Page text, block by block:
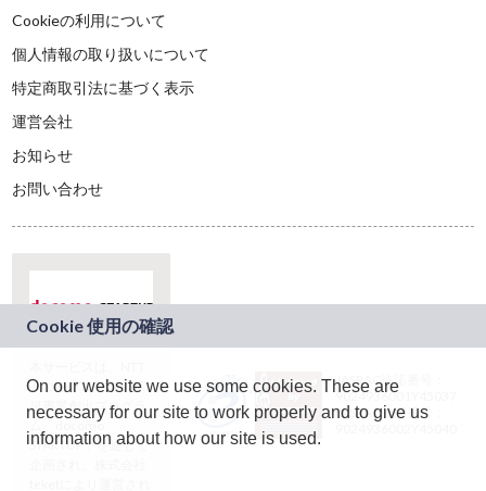
Cookieの利用について
個人情報の取り扱いについて
特定商取引法に基づく表示
運営会社
お知らせ
お問い合わせ
ドコモグループの新
規事業創出プログラ
ム「docomo
STARTUP」を通じて
JASRAC許諾番号：
9024936001Y45037
JASRAC許諾番号：
On our website we use some cookies. These are
necessary for our site to work properly and to give us
information about how our site is used.